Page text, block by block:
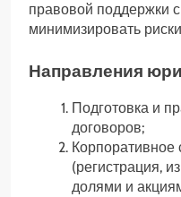
правовой поддержки
минимизировать
Направления
Подготовка и
договоров;
(регистрация,
долями и